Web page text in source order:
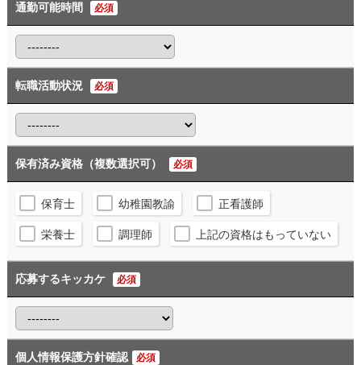
通勤可能時間 必須
転職活動状況 必須
保有済み資格（複数選択可） 必須
保育士 幼稚園教諭 正看護師
栄養士 調理師 上記の資格はもっていない
応募するキッカケ 必須
個人情報保護方針確認 必須